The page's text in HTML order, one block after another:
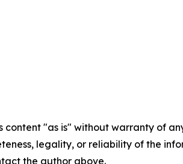
content "as is" without warranty of
legality, or reliability of the
the author above.